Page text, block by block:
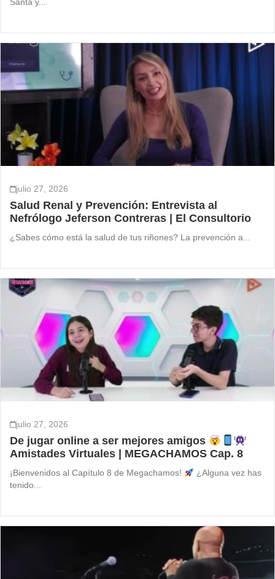
Santa y...
julio 27, 2026
Salud Renal y Prevención: Entrevista al
Nefrólogo Jeferson Contreras | El Consultorio
¿Sabes cómo está la salud de tus riñones? La prevención a...
julio 27, 2026
De jugar online a ser mejores amigos
Amistades Virtuales | MEGACHAMOS Cap. 8
¡Bienvenidos al Capítulo 8 de Megachamos!
¿Alguna vez has
tenido...